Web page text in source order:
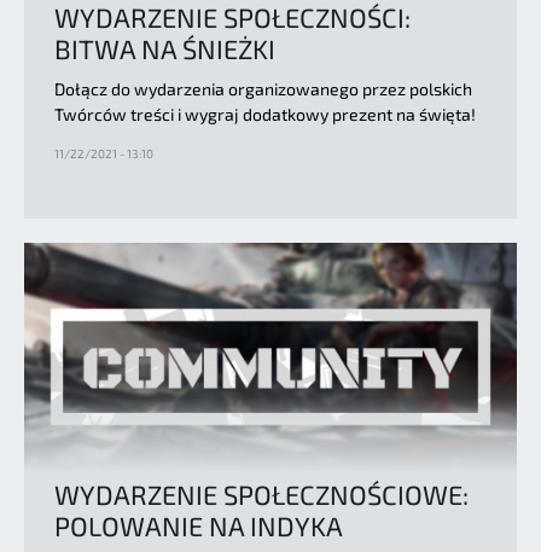
WYDARZENIE SPOŁECZNOŚCI:
BITWA NA ŚNIEŻKI
Dołącz do wydarzenia organizowanego przez polskich
Twórców treści i wygraj dodatkowy prezent na święta!
11/22/2021 - 13:10
WYDARZENIE SPOŁECZNOŚCIOWE:
POLOWANIE NA INDYKA